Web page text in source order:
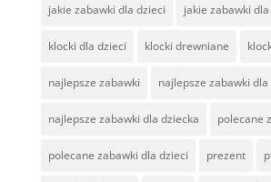
jakie zabawki dla dzieci jakie zabawki
klocki dla dzieci klocki drewniane
najlepsze zabawki najlepsze zabawki dla
najlepsze zabawki dla dziecka polecane
polecane zabawki dla dzieci prezent